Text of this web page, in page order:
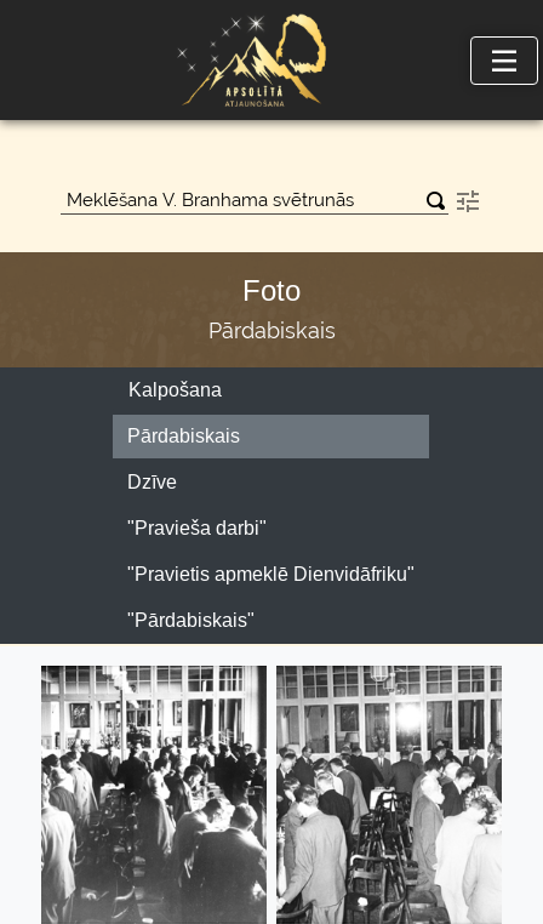
Foto
Pārdabiskais
Kalpošana
Pārdabiskais
Dzīve
"Pravieša darbi"
"Pravietis apmeklē Dienvidāfriku"
"Pārdabiskais"